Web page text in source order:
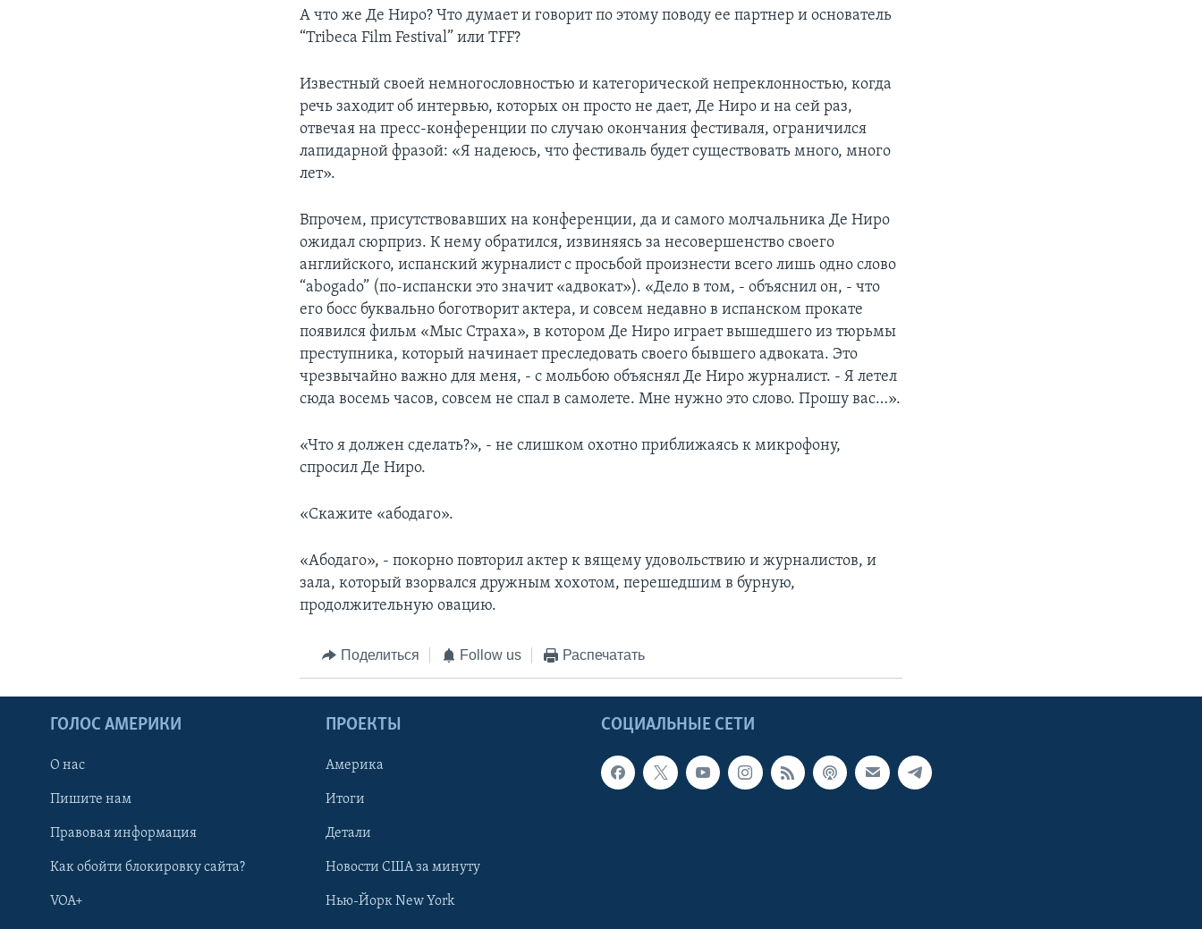
А что же Де Ниро? Что думает и говорит по этому поводу ее партнер и основатель
“Tribeca Film Festival” или TFF?
Известный своей немногословностью и категорической непреклонностью, когда
речь заходит об интервью, которых он просто не дает, Де Ниро и на сей раз,
отвечая на пресс-конференции по случаю окончания фестиваля, ограничился
лапидарной фразой: «Я надеюсь, что фестиваль будет существовать много, много
лет».
Впрочем, присутствовавших на конференции, да и самого молчальника Де Ниро
ожидал сюрприз. К нему обратился, извиняясь за несовершенство своего
английского, испанский журналист с просьбой произнести всего лишь одно слово
“abogado” (по-испански это значит «адвокат»). «Дело в том, - объяснил он, - что
его босс буквально боготворит актера, и совсем недавно в испанском прокате
появился фильм «Мыс Страха», в котором Де Ниро играет вышедшего из тюрьмы
преступника, который начинает преследовать своего бывшего адвоката. Это
чрезвычайно важно для меня, - с мольбою объяснял Де Ниро журналист. - Я летел
сюда восемь часов, совсем не спал в самолете. Мне нужно это слово. Прошу вас…».
«Что я должен сделать?», - не слишком охотно приближаясь к микрофону,
спросил Де Ниро.
«Скажите «абодаго».
«Абодаго», - покорно повторил актер к вящему удовольствию и журналистов, и
зала, который взорвался дружным хохотом, перешедшим в бурную,
продолжительную овацию.
Поделиться Follow us Распечатать
СОЦИАЛЬНЫЕ СЕТИ
ГОЛОС АМЕРИКИ
О нас
Пишите нам
Правовая информация
Как обойти блокировку сайта?
VOA+
ПРОЕКТЫ
Америка
Итоги
Детали
Новости США за минуту
Нью-Йорк New York